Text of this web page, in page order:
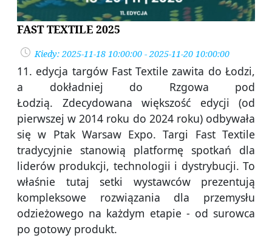
FAST TEXTILE 2025
Kiedy: 2025-11-18 10:00:00 - 2025-11-20 10:00:00
11. edycja targów Fast Textile zawita do Łodzi,
a dokładniej do Rzgowa pod
Łodzią. Zdecydowana większość edycji (od
pierwszej w 2014 roku do 2024 roku) odbywała
się w Ptak Warsaw Expo. Targi Fast Textile
tradycyjnie stanowią platformę spotkań dla
liderów produkcji, technologii i dystrybucji. To
właśnie tutaj setki wystawców prezentują
kompleksowe rozwiązania dla przemysłu
odzieżowego na każdym etapie - od surowca
po gotowy produkt.